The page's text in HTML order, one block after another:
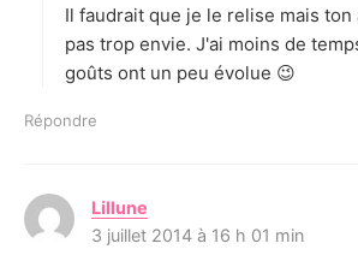
Il faudrait que je le relise mais ton
pas trop envie. J'ai moins de
goûts ont un peu évolue 😉
Répondre
Lillune
3 juillet 2014 à 16 h 01 min